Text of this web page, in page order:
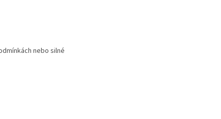
nebo silné